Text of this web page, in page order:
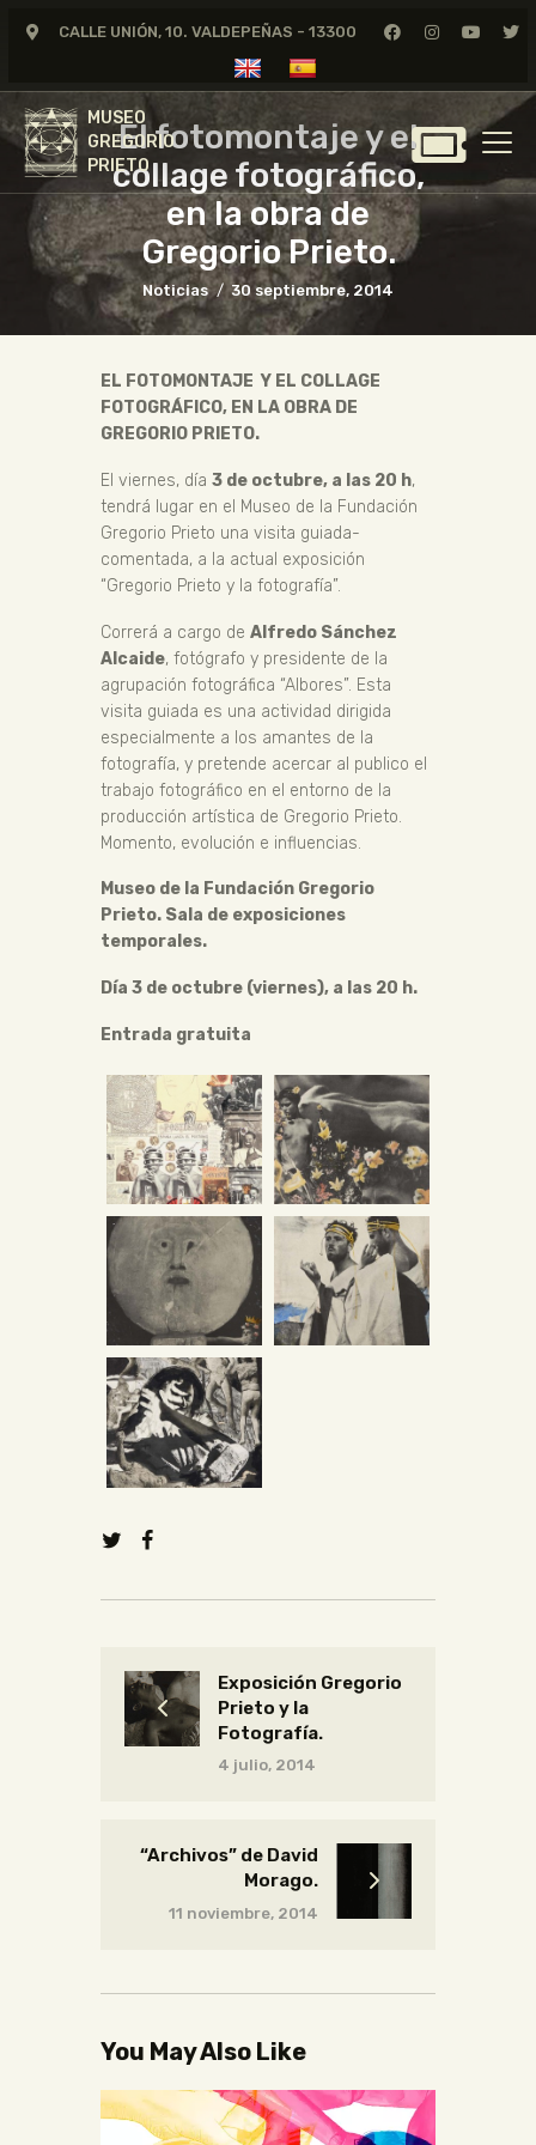
CALLE UNIÓN, 10. VALDEPEÑAS - 13300
MUSEO
GREGORIO
PRIETO
MUSEO
GREGORIO
GREGORIO PRIETO
MUSEO
ARCHIVO
CERTAMEN DE DIBUJO
TIENDA
NOTICIAS
El fotomontaje y el
collage fotográfico,
en la obra de
Gregorio Prieto.
Noticias 30 septiembre, 2014
EL FOTOMONTAJE Y EL COLLAGE
FOTOGRÁFICO, EN LA OBRA DE
GREGORIO PRIETO.
El viernes, día 3 de octubre, a las 20 h,
tendrá lugar en el Museo de la Fundación
Gregorio Prieto una visita guiada-
comentada, a la actual exposición
“Gregorio Prieto y la fotografía”.
Correrá a cargo de Alfredo Sánchez
Alcaide, fotógrafo y presidente de la
agrupación fotográfica “Albores”. Esta
visita guiada es una actividad dirigida
especialmente a los amantes de la
fotografía, y pretende acercar al publico el
trabajo fotográfico en el entorno de la
producción artística de Gregorio Prieto.
Momento, evolución e influencias.
Museo de la Fundación Gregorio
Prieto. Sala de exposiciones
temporales.
Día 3 de octubre (viernes), a las 20 h.
Entrada gratuita
Exposición Gregorio
Prieto y la
Fotografía.
4 julio, 2014
“Archivos” de David
Morago.
11 noviembre, 2014
You May Also Like